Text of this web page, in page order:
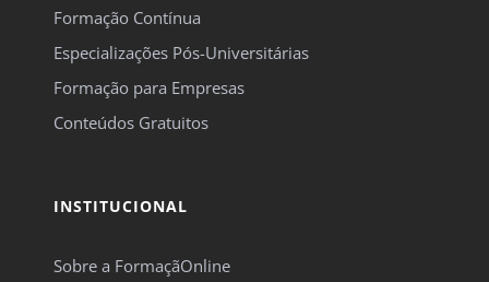
Formação Contínua
Especializações Pós-Universitárias
Formação para Empresas
Conteúdos Gratuitos
INSTITUCIONAL
Sobre a FormaçãOnline